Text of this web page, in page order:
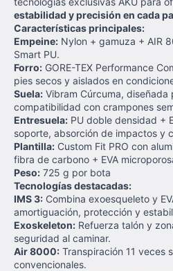
estabilidad y precisión en cada
Características principales:
Empeine: Nylon + gamuza + AIR
Smart PU.
Forro: GORE-TEX Performance
pies secos y aislados en
Suela: Vibram Cúrcuma,
compatibilidad con crampones
Entresuela: PU doble densidad +
soporte, absorción de impactos y
Plantilla: Custom Fit PRO con
fibra de carbono + EVA
Peso: 725 g por bota
Tecnologías destacadas:
IMS 3: Combina exoesqueleto y
amortiguación, protección y
Exoskeleton: Refuerza talón y
seguridad al caminar.
Air 8000: Transpiración 11 veces
convencionales.